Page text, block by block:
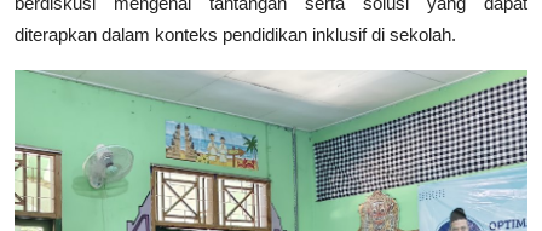
diterapkan dalam konteks pendidikan inklusif di sekolah.